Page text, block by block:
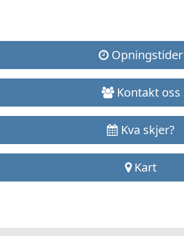
Opningstider
Kontakt oss
Kva skjer?
Kart